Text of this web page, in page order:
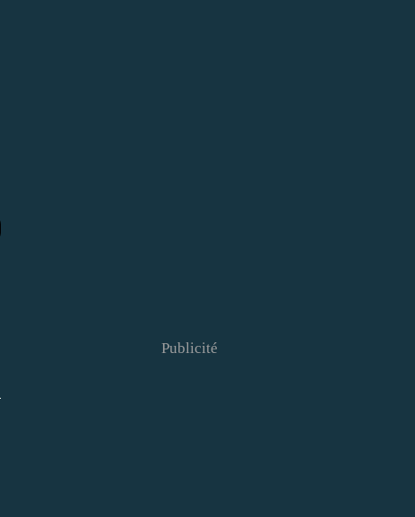
Publicité